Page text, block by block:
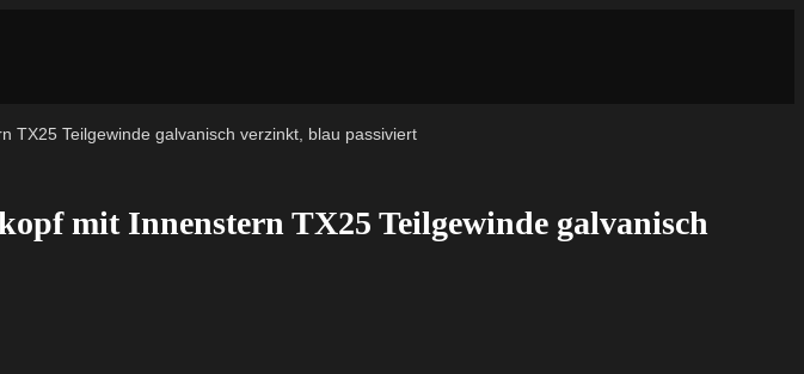
TX25 Teilgewinde galvanisch verzinkt, blau passiviert
mit Innenstern TX25 Teilgewinde galvanisch